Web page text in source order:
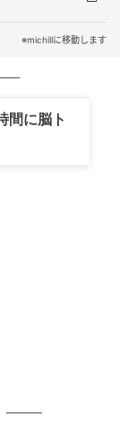
登場してい
でいたので
※michillに移動します
間に脳ト